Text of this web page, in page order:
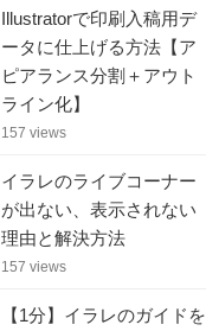
Illustratorで印刷入稿用デ
ータに仕上げる方法【ア
ピアランス分割＋アウト
ライン化】
157 views
イラレのライブコーナー
が出ない、表示されない
理由と解決方法
157 views
【1分】イラレのガイドを